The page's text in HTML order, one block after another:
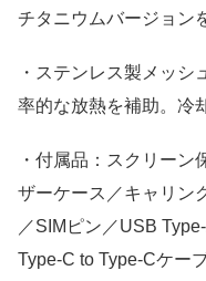
チタニウムバージョン
・ステンレス製メッ
率的な放熱を補助。冷
・付属品：スクリーン
ザーケース／キャリン
／SIMピン／USB
Type-C to Type-Cケー